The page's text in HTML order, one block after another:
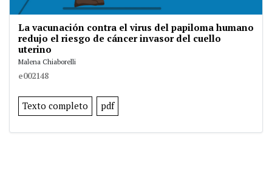
La vacunación contra el virus del papiloma humano
redujo el riesgo de cáncer invasor del cuello
uterino
Malena Chiaborelli
e002148
Texto completo pdf